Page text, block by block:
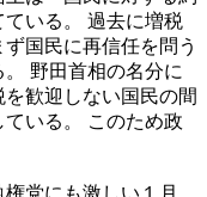
いる。 過去に増税
国民に再信任を問う
野田首相の名分に
歓迎しない国民の間
いる。 このため政
党にも激しい１月